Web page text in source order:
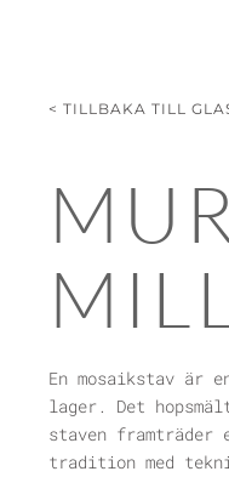
< TILLBAKA TILL
En mosaikstav är
lager. Det
staven
tradition med